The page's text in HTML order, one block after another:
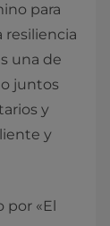
para
resiliencia
una de
juntos
y
y
por «El